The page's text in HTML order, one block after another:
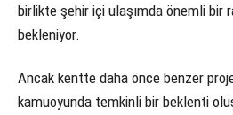
birlikte şehir içi ulaşımda önemli bir
bekleniyor.
Ancak kentte daha önce benzer
kamuoyunda temkinli bir beklenti